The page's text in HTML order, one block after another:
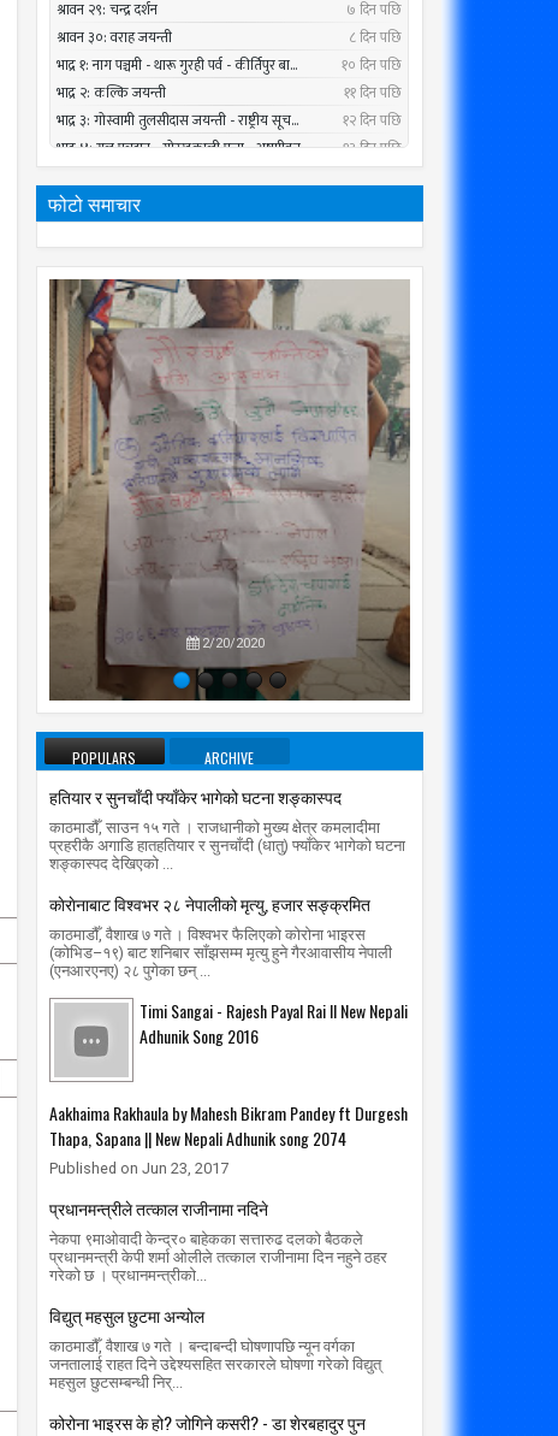
Feb
2020
प्रधानमन्त्री ओलीबाटै नेकपाको आचारसंहिता
उल्लंघन
radiomakalu.com.np 2/24/2020
19 Apr
2020
फोटो समाचार
2/20/2020
POPULARS ARCHIVE
हतियार र सुनचाँदी फ्याँकेर भागेको घटना शङ्कास्पद
काठमाडौँ, साउन १५ गते । राजधानीको मुख्य क्षेत्र कमलादीमा
प्रहरीकै अगाडि हातहतियार र सुनचाँदी (धातु) फ्याँकेर भागेको घटना
शङ्कास्पद देखिएको ...
काेराेनाबाट विश्वभर २८ नेपालीको मृत्यु, हजार सङ्क्रमित
काठमाडौँ, वैशाख ७ गते । विश्वभर फैलिएको कोरोना भाइरस
(कोभिड–१९) बाट शनिबार साँझसम्म मृत्यु हुने गैरआवासीय नेपाली
(एनआरएनए) २८ पुगेका छन् ...
Timi Sangai - Rajesh Payal Rai ll New Nepali
Adhunik Song 2016
Aakhaima Rakhaula by Mahesh Bikram Pandey ft Durgesh
Thapa, Sapana || New Nepali Adhunik song 2074
Published on Jun 23, 2017
प्रधानमन्त्रीले तत्काल राजीनामा नदिने
नेकपा ९माओवादी केन्द्र० बाहेकका सत्तारुढ दलको बैठकले
प्रधानमन्त्री केपी शर्मा ओलीले तत्काल राजीनामा दिन नहुने ठहर
गरेको छ । प्रधानमन्त्रीको...
विद्युत् महसुल छुटमा अन्योल
काठमाडौँ, वैशाख ७ गते । बन्दाबन्दी घोषणापछि न्यून वर्गका
जनतालाई राहत दिने उद्देश्यसहित सरकारले घोषणा गरेको विद्युत्
महसुल छुटसम्बन्धी निर्...
कोरोना भाइरस के हो? जोगिने कसरी? - डा शेरबहादुर पुन